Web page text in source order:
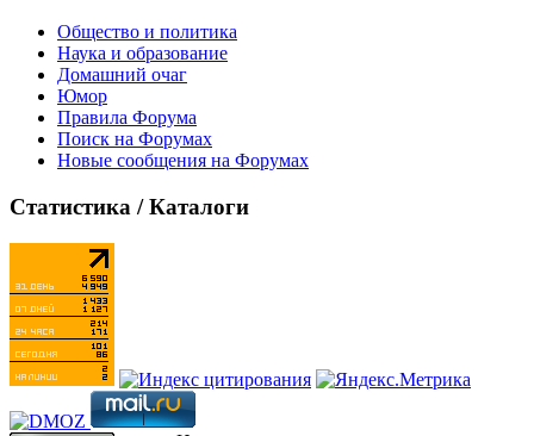
Общество и политика
Наука и образование
Домашний очаг
Юмор
Правила Форума
Поиск на Форумах
Новые сообщения на Форумах
Статистика / Каталоги